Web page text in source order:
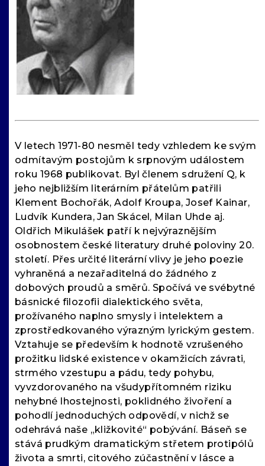
V letech 1971-80 nesměl tedy vzhledem ke svým
odmítavým postojům k srpnovým událostem
roku 1968 publikovat. Byl členem sdružení Q, k
jeho nejbližším literárním přátelům patřili
Klement Bochořák, Adolf Kroupa, Josef Kainar,
Ludvík Kundera, Jan Skácel, Milan Uhde aj.
Oldřich Mikulášek patří k nejvýraznějším
osobnostem české literatury druhé poloviny 20.
století. Přes určité literární vlivy je jeho poezie
vyhraněná a nezařaditelná do žádného z
dobových proudů a směrů. Spočívá ve svébytné
básnické filozofii dialektického světa,
prožívaného naplno smysly i intelektem a
zprostředkovaného výrazným lyrickým gestem.
Vztahuje se především k hodnotě vzrušeného
prožitku lidské existence v okamžicích závrati,
strmého vzestupu a pádu, tedy pohybu,
vyvzdorovaného na všudypřítomném riziku
nehybné lhostejnosti, poklidného živoření a
pohodlí jednoduchých odpovědí, v nichž se
odehrává naše „kližkovité“ pobývání. Báseň se
stává prudkým dramatickým střetem protipólů
života a smrti, citového zúčastnění v lásce a